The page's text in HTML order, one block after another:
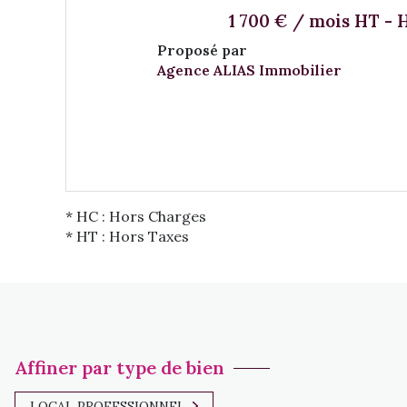
1 700 € / mois HT -
Proposé par
Agence ALIAS Immobilier
* HC : Hors Charges
* HT : Hors Taxes
Affiner par type de bien